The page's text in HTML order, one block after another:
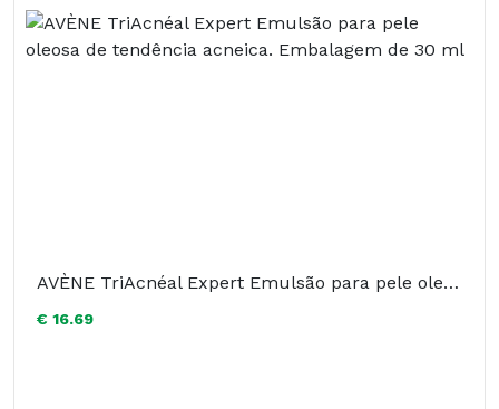
AVÈNE TriAcnéal Expert Emulsão para pele oleosa de tendência acneica. Embalagem de 30 ml
€ 16.69